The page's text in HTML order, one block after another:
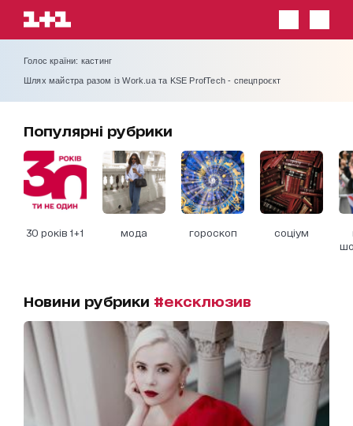
Голос країни: кастинг
Шлях майстра разом із Work.ua та KSE ProfTech - спецпроєкт
Популярні рубрики
30 років 1+1 мода гороскоп соціум
Новини рубрики #ексклюзив